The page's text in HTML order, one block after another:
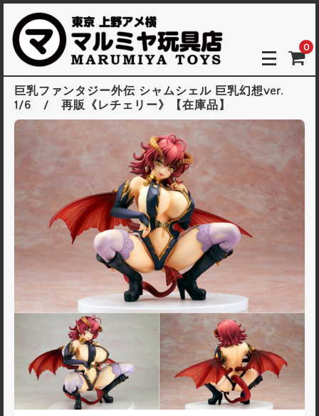
0
巨乳ファンタジー外伝 シャムシェル 巨乳幻想ver.
1/6 / 再販《レチェリー》【在庫品】